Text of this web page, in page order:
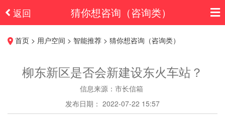
返回 猜你想咨询（咨询类）
首页 > 用户空间 > 智能推荐 > 猜你想咨询（咨询类）
柳东新区是否会新建设东火车站？
信息来源：市长信箱
发布日期： 2022-07-22 15:57